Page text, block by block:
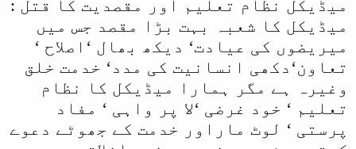
میڈیکل نظام تعلیم اور مقصدیت کا قتل :
میڈیکل کا شعبہ بہت بڑا مقصد جس میں
میریضوں کی عیادت‘ دیکھ بھال ‘اصلاح ‘
تعاون‘دکھی انسانیت کی مدد‘ خدمت خلق
وغیرہ ہے مگر ہمارا میڈیکل کا نظام
تعلیم ‘ خود غرضی ‘لا پر واہی ‘ مفاد
پرستی ‘ لوٹ ماراور خدمت کے جھوٹے دعوے